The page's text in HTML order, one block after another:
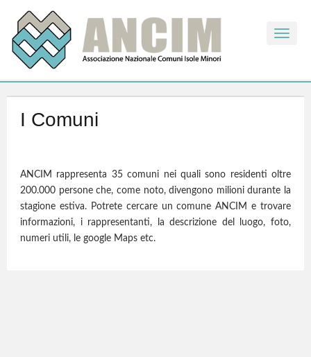
Toggle
I Comuni
ANCIM rappresenta 35 comuni nei quali sono residenti oltre
200.000 persone che, come noto, divengono milioni durante la
stagione estiva. Potrete cercare un comune ANCIM e trovare
informazioni, i rappresentanti, la descrizione del luogo, foto,
numeri utili, le google Maps etc.